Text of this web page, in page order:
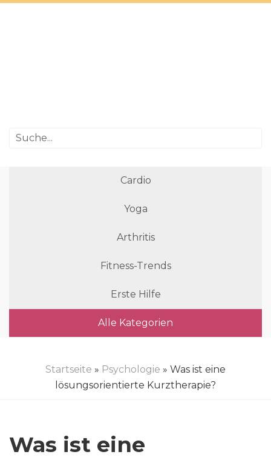
Cardio
Yoga
Arthritis
Fitness-Trends
Erste Hilfe
Alle Kategorien
Startseite » Psychologie » Was ist eine
lösungsorientierte Kurztherapie?
Was ist eine